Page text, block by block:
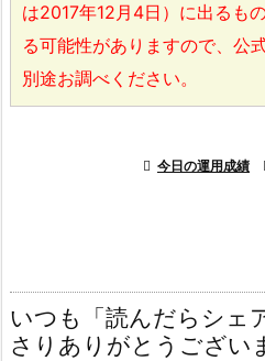
は2017年12月4日）に出るも
る可能性がありますので、公
別途お調べください。
 今日の運用成績
いつも「読んだらシェ
さりありがとうござい